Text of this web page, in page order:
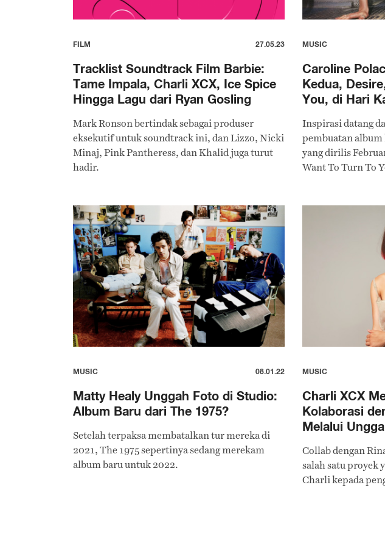
FILM 27.05.23
Tracklist Soundtrack Film Barbie:
Tame Impala, Charli XCX, Ice Spice
Hingga Lagu dari Ryan Gosling
Mark Ronson bertindak sebagai produser
eksekutif untuk soundtrack ini, dan Lizzo, Nicki
Minaj, Pink Pantheress, dan Khalid juga turut
hadir.
MUSIC
Caroline
Kedua,
You, di Hari
Inspirasi datang
pembuatan
yang dirilis
Want To Turn To
MUSIC 08.01.22
Matty Healy Unggah Foto di Studio:
Album Baru dari The 1975?
Setelah terpaksa membatalkan tur mereka di
2021, The 1975 sepertinya sedang merekam
album baru untuk 2022.
MUSIC
Charli XCX
Kolaborasi
Melalui
Collab dengan
salah satu proyek
Charli kepada